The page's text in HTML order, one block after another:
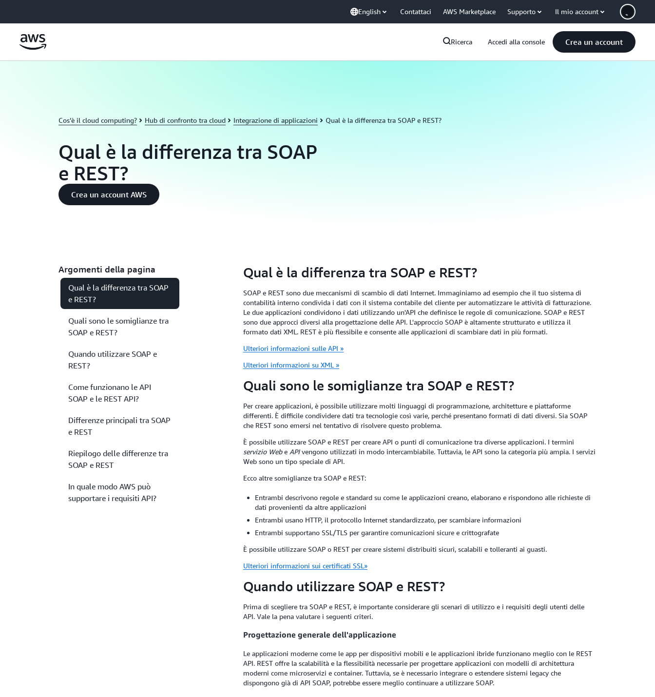
English Contattaci AWS Marketplace Supporto Il mio account
Ricerca Accedi alla console Crea un account
Cos’è il cloud computing? Hub di confronto tra cloud Integrazione di applicazioni Qual è la differenza tra SOAP e REST?
Qual è la differenza tra SOAP
e REST?
Crea un account AWS
Argomenti della pagina
Qual è la differenza tra SOAP
e REST?
Quali sono le somiglianze tra
SOAP e REST?
Quando utilizzare SOAP e
REST?
Come funzionano le API
SOAP e le REST API?
Differenze principali tra SOAP
e REST
Riepilogo delle differenze tra
SOAP e REST
In quale modo AWS può
supportare i requisiti API?
Qual è la differenza tra SOAP e REST?
SOAP e REST sono due meccanismi di scambio di dati Internet. Immaginiamo ad esempio che il tuo sistema di
contabilità interno condivida i dati con il sistema contabile del cliente per automatizzare le attività di fatturazione.
Le due applicazioni condividono i dati utilizzando un'API che definisce le regole di comunicazione. SOAP e REST
sono due approcci diversi alla progettazione delle API. L'approccio SOAP è altamente strutturato e utilizza il
formato dati XML. REST è più flessibile e consente alle applicazioni di scambiare dati in più formati.
Ulteriori informazioni sulle API »
Ulteriori informazioni su XML »
Quali sono le somiglianze tra SOAP e REST?
Per creare applicazioni, è possibile utilizzare molti linguaggi di programmazione, architetture e piattaforme
differenti. È difficile condividere dati tra tecnologie così varie, perché presentano formati di dati diversi. Sia SOAP
che REST sono emersi nel tentativo di risolvere questo problema.
È possibile utilizzare SOAP e REST per creare API o punti di comunicazione tra diverse applicazioni. I termini
servizio Webe APIvengono utilizzati in modo intercambiabile. Tuttavia, le API sono la categoria più ampia. I servizi
Web sono un tipo speciale di API.
Ecco altre somiglianze tra SOAP e REST:
Entrambi descrivono regole e standard su come le applicazioni creano, elaborano e rispondono alle richieste di
dati provenienti da altre applicazioni
Entrambi usano HTTP, il protocollo Internet standardizzato, per scambiare informazioni
Entrambi supportano SSL/TLS per garantire comunicazioni sicure e crittografate
È possibile utilizzare SOAP o REST per creare sistemi distribuiti sicuri, scalabili e tolleranti ai guasti.
Ulteriori informazioni sui certificati SSL»
Quando utilizzare SOAP e REST?
Prima di scegliere tra SOAP e REST, è importante considerare gli scenari di utilizzo e i requisiti degli utenti delle
API. Vale la pena valutare i seguenti criteri.
Progettazione generale dell'applicazione
Le applicazioni moderne come le app per dispositivi mobili e le applicazioni ibride funzionano meglio con le REST
API. REST offre la scalabilità e la flessibilità necessarie per progettare applicazioni con modelli di architettura
moderni come microservizi e container. Tuttavia, se è necessario integrare o estendere sistemi legacy che
dispongono già di API SOAP, potrebbe essere meglio continuare a utilizzare SOAP.